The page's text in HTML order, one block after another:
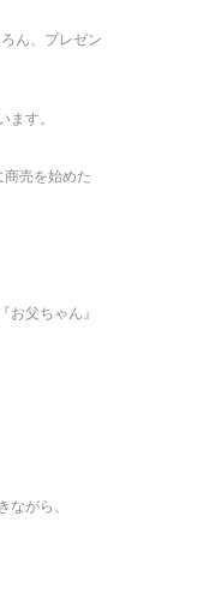
ん、プレゼン
す。
売を始めた
父ちゃん』
がら、